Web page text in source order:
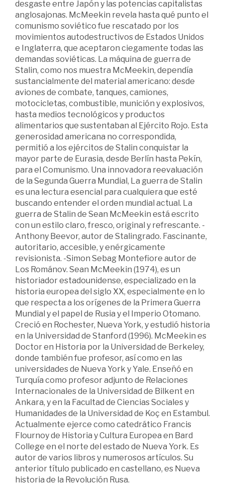
desgaste entre Japón y las potencias capitalistas
anglosajonas. McMeekin revela hasta qué punto el
comunismo soviético fue rescatado por los
movimientos autodestructivos de Estados Unidos
e Inglaterra, que aceptaron ciegamente todas las
demandas soviéticas. La máquina de guerra de
Stalin, como nos muestra McMeekin, dependía
sustancialmente del material americano: desde
aviones de combate, tanques, camiones,
motocicletas, combustible, munición y explosivos,
hasta medios tecnológicos y productos
alimentarios que sustentaban al Ejército Rojo. Esta
generosidad americana no correspondida,
permitió a los ejércitos de Stalin conquistar la
mayor parte de Eurasia, desde Berlín hasta Pekín,
para el Comunismo. Una innovadora reevaluación
de la Segunda Guerra Mundial, La guerra de Stalin
es una lectura esencial para cualquiera que esté
buscando entender el orden mundial actual. La
guerra de Stalin de Sean McMeekin está escrito
con un estilo claro, fresco, original y refrescante. -
Anthony Beevor, autor de Stalingrado. Fascinante,
autoritario, accesible, y enérgicamente
revisionista. -Simon Sebag Montefiore autor de
Los Románov. Sean McMeekin (1974), es un
historiador estadounidense, especializado en la
historia europea del siglo XX, especialmente en lo
que respecta a los orígenes de la Primera Guerra
Mundial y el papel de Rusia y el Imperio Otomano.
Creció en Rochester, Nueva York, y estudió historia
en la Universidad de Stanford (1996). McMeekin es
Doctor en Historia por la Universidad de Berkeley,
donde también fue profesor, así como en las
universidades de Nueva York y Yale. Enseñó en
Turquía como profesor adjunto de Relaciones
Internacionales de la Universidad de Bilkent en
Ankara, y en la Facultad de Ciencias Sociales y
Humanidades de la Universidad de Koç en Estambul.
Actualmente ejerce como catedrático Francis
Flournoy de Historia y Cultura Europea en Bard
College en el norte del estado de Nueva York. Es
autor de varios libros y numerosos artículos. Su
anterior título publicado en castellano, es Nueva
historia de la Revolución Rusa.